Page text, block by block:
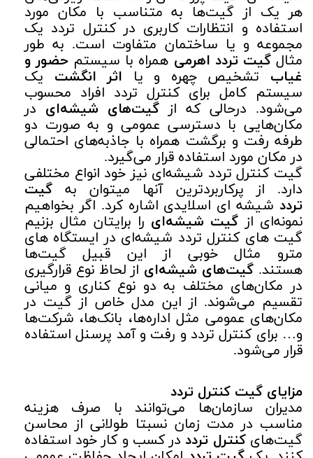
هر یک از گیت‌ها به متناسب با مکان مورد
استفاده و انتظارات کاربری در کنترل تردد یک
مجموعه و یا ساختمان متفاوت است. به طور
مثالگیت تردد اهرمی همراه با سیستم حضور و
غیاب تشخیص چهره و یا اثر انگشت یک
سیستم کامل برای کنترل تردد افراد محسوب
می‌شود. درحالی که از گیت‌های شیشه‌ای در
مکان‌هایی با دسترسی عمومی و به صورت دو
طرفه رفت و برگشت همراه با جاذبه‌های احتمالی
در مکان مورد استفاده قرار می‌گیرد.
گیت کنترل تردد شیشه‌ای نیز خود انواع مختلفی
دارد. از پرکاربردترین آنها میتوان به گیت
تردد شیشه ای اسلایدی اشاره کرد. اگر بخواهیم
نمونه‌ای از گیت شیشه‌ای را برایتان مثال بزنیم
گیت های کنترل تردد شیشه‌ای در ایستگاه های
مترو مثال خوبی از این قبیل گیت‌ها
هستند. گیت‌های شیشه‌ای از لحاظ نوع قرارگیری
در مکان‌های مختلف به دو نوع کناری و میانی
تقسیم می‌شوند. از این مدل خاص از گیت در
مکان‌های عمومی مثل اداره‌ها، بانک‌ها، شرکت‌ها
و… برای کنترل تردد و رفت و آمد پرسنل استفاده
قرار می‌شود.
مزایای گیت کنترل تردد
مدیران سازمان‌ها می‌توانند با صرف هزینه
مناسب در مدت زمان نسبتا طولانی از محاسن
گیت‌هایکنترل تردد در کسب و کار خود استفاده